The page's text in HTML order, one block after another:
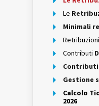
Le
Minimali
Retribuzioni
Contributi
Contributi
Gestione
Calcolo
2026